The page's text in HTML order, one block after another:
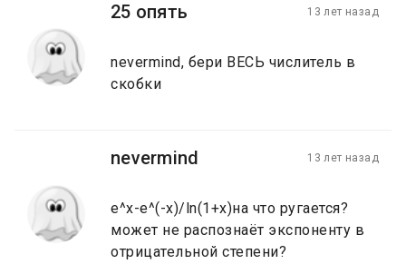
25 опять 13 лет назад
nevermind, бери ВЕСЬ числитель в
скобки
nevermind 13 лет назад
e^x-e^(-x)/ln(1+x)на что ругается?
может не распознаёт экспоненту в
отрицательной степени?